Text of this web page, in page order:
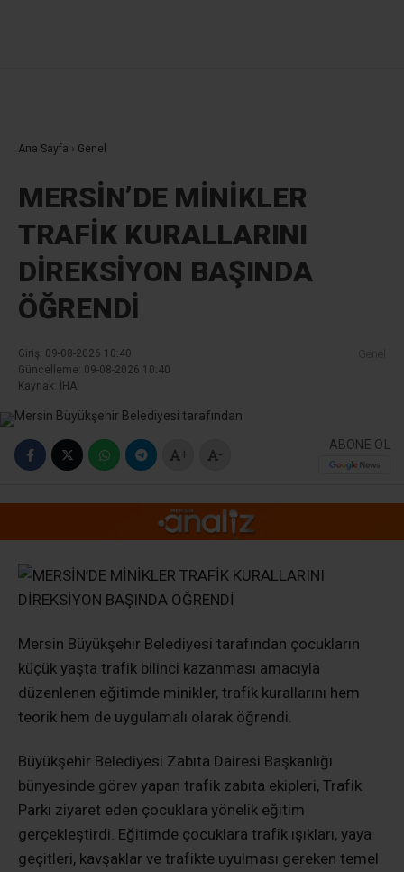
Ana Sayfa › Genel
MERSİN’DE MİNİKLER
TRAFİK KURALLARINI
DİREKSİYON BAŞINDA
ÖĞRENDİ
Giriş: 09-08-2026 10:40
Güncelleme: 09-08-2026 10:40
Kaynak: İHA
Genel
+ -
ABONE OL
Mersin Büyükşehir Belediyesi tarafından çocukların
küçük yaşta trafik bilinci kazanması amacıyla
düzenlenen eğitimde minikler, trafik kurallarını hem
teorik hem de uygulamalı olarak öğrendi.
Büyükşehir Belediyesi Zabıta Dairesi Başkanlığı
bünyesinde görev yapan trafik zabıta ekipleri, Trafik
Parkı ziyaret eden çocuklara yönelik eğitim
gerçekleştirdi. Eğitimde çocuklara trafik ışıkları, yaya
geçitleri, kavşaklar ve trafikte uyulması gereken temel